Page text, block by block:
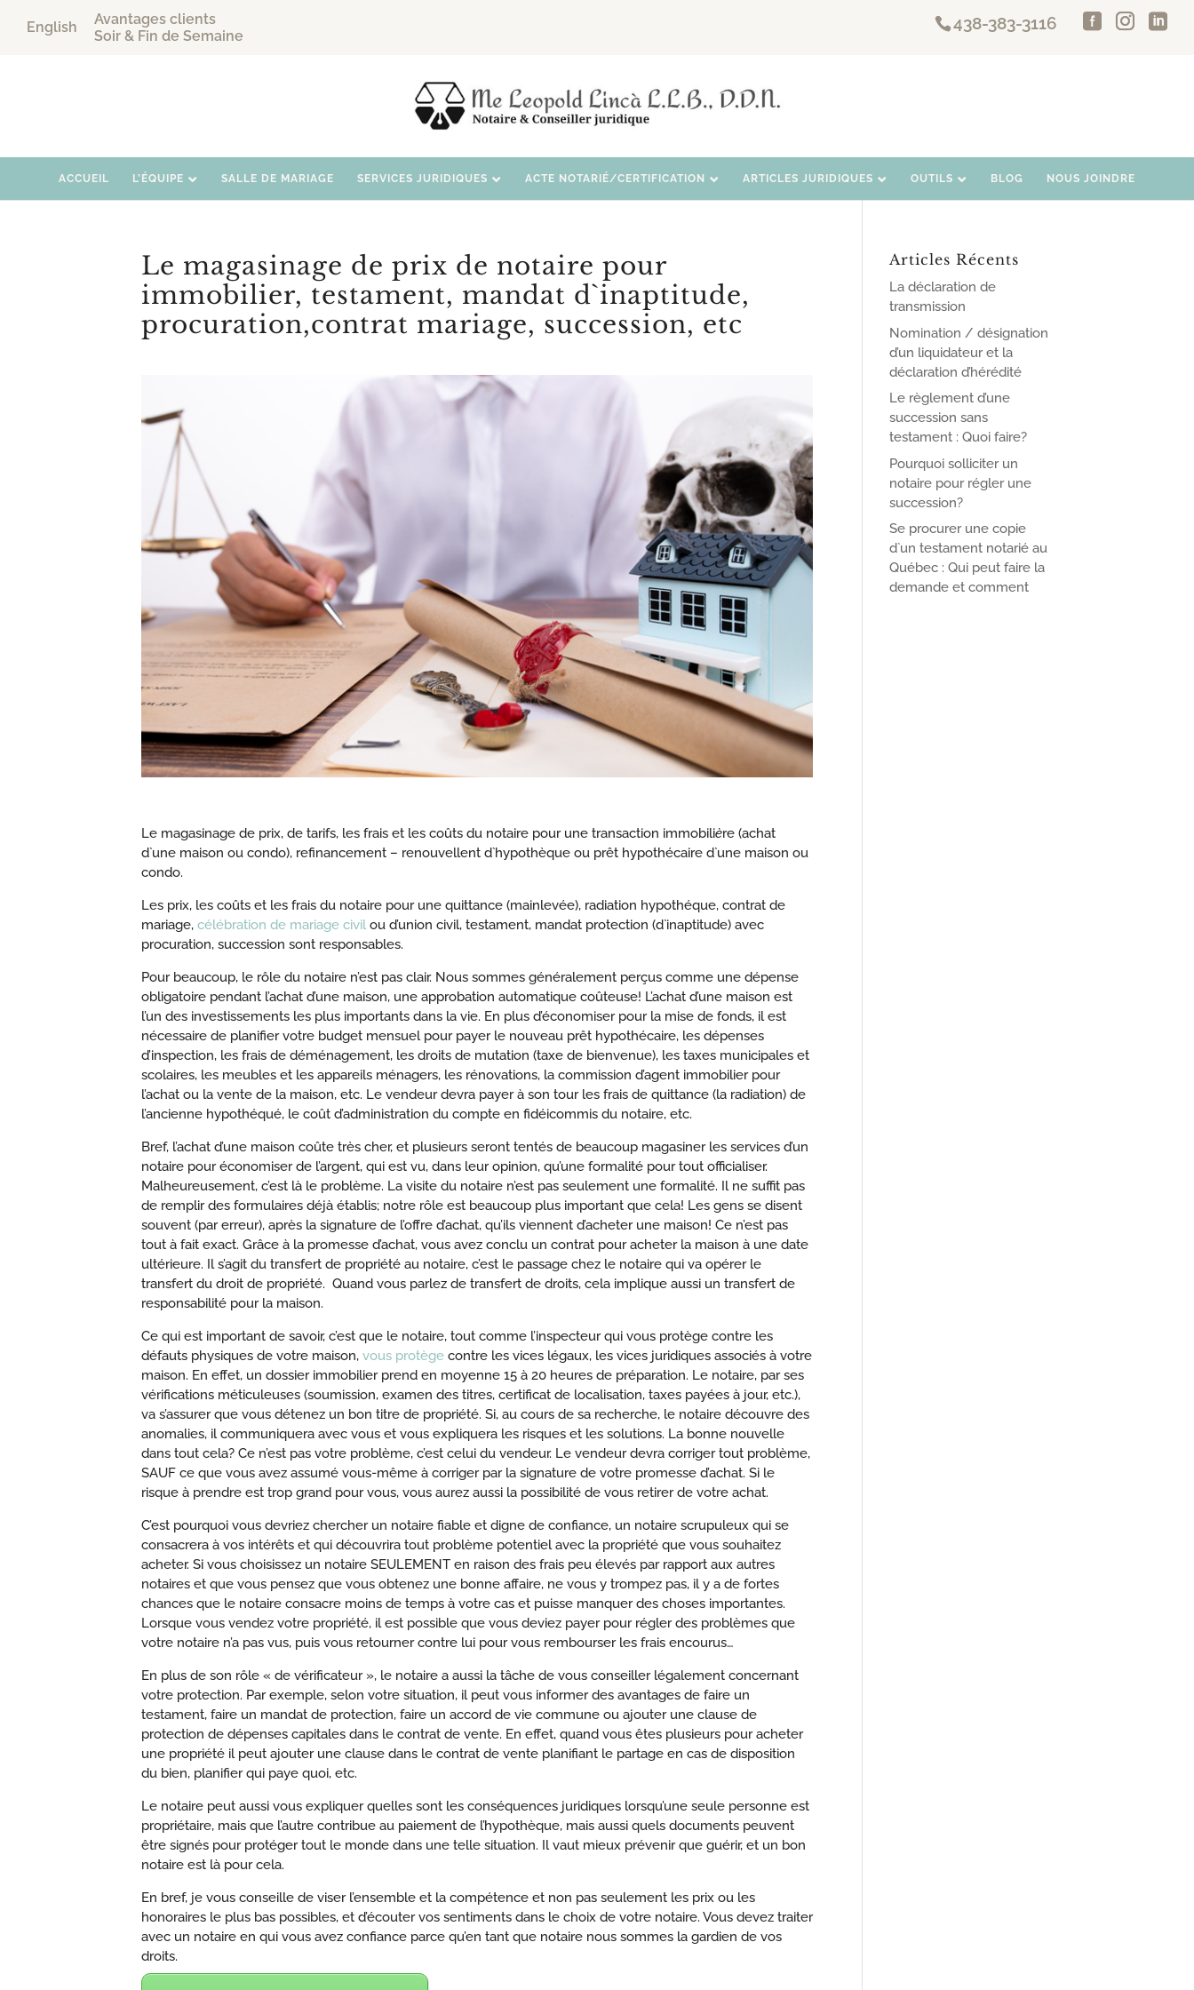
438-383-3116
English
Avantages clients
Soir & Fin de Semaine
ACCUEIL L’ÉQUIPE SALLE DE MARIAGE SERVICES JURIDIQUES ACTE NOTARIÉ/CERTIFICATION ARTICLES JURIDIQUES OUTILS BLOG NOUS JOINDRE
Le magasinage de prix de notaire pour
immobilier, testament, mandat d`inaptitude,
procuration,contrat mariage, succession, etc
Le magasinage de prix, de tarifs, les frais et les coûts du notaire pour une transaction immobilière (achat
d`une maison ou condo), refinancement – renouvellent d`hypothèque ou prêt hypothécaire d`une maison ou
condo.
Les prix, les coûts et les frais du notaire pour une quittance (mainlevée), radiation hypothéque, contrat de
mariage, célébration de mariage civilou d’union civil, testament, mandat protection (d`inaptitude) avec
procuration, succession sont responsables.
Pour beaucoup, le rôle du notaire n’est pas clair. Nous sommes généralement perçus comme une dépense
obligatoire pendant l’achat d’une maison, une approbation automatique coûteuse! L’achat d’une maison est
l’un des investissements les plus importants dans la vie. En plus d’économiser pour la mise de fonds, il est
nécessaire de planifier votre budget mensuel pour payer le nouveau prêt hypothécaire, les dépenses
d’inspection, les frais de déménagement, les droits de mutation (taxe de bienvenue), les taxes municipales et
scolaires, les meubles et les appareils ménagers, les rénovations, la commission d’agent immobilier pour
l’achat ou la vente de la maison, etc. Le vendeur devra payer à son tour les frais de quittance (la radiation) de
l’ancienne hypothéqué, le coût d’administration du compte en fidéicommis du notaire, etc.
Bref, l’achat d’une maison coûte très cher, et plusieurs seront tentés de beaucoup magasiner les services d’un
notaire pour économiser de l’argent, qui est vu, dans leur opinion, qu’une formalité pour tout officialiser.
Malheureusement, c’est là le problème. La visite du notaire n’est pas seulement une formalité. Il ne suffit pas
de remplir des formulaires déjà établis; notre rôle est beaucoup plus important que cela! Les gens se disent
souvent (par erreur), après la signature de l’offre d’achat, qu’ils viennent d’acheter une maison! Ce n’est pas
tout à fait exact. Grâce à la promesse d’achat, vous avez conclu un contrat pour acheter la maison à une date
ultérieure. Il s’agit du transfert de propriété au notaire, c’est le passage chez le notaire qui va opérer le
transfert du droit de propriété. Quand vous parlez de transfert de droits, cela implique aussi un transfert de
responsabilité pour la maison.
Ce qui est important de savoir, c’est que le notaire, tout comme l’inspecteur qui vous protège contre les
défauts physiques de votre maison, vous protègecontre les vices légaux, les vices juridiques associés à votre
maison. En effet, un dossier immobilier prend en moyenne 15 à 20 heures de préparation. Le notaire, par ses
vérifications méticuleuses (soumission, examen des titres, certificat de localisation, taxes payées à jour, etc.),
va s’assurer que vous détenez un bon titre de propriété. Si, au cours de sa recherche, le notaire découvre des
anomalies, il communiquera avec vous et vous expliquera les risques et les solutions. La bonne nouvelle
dans tout cela? Ce n’est pas votre problème, c’est celui du vendeur. Le vendeur devra corriger tout problème,
SAUF ce que vous avez assumé vous-même à corriger par la signature de votre promesse d’achat. Si le
risque à prendre est trop grand pour vous, vous aurez aussi la possibilité de vous retirer de votre achat.
C’est pourquoi vous devriez chercher un notaire fiable et digne de confiance, un notaire scrupuleux qui se
consacrera à vos intérêts et qui découvrira tout problème potentiel avec la propriété que vous souhaitez
acheter. Si vous choisissez un notaire SEULEMENT en raison des frais peu élevés par rapport aux autres
notaires et que vous pensez que vous obtenez une bonne affaire, ne vous y trompez pas, il y a de fortes
chances que le notaire consacre moins de temps à votre cas et puisse manquer des choses importantes.
Lorsque vous vendez votre propriété, il est possible que vous deviez payer pour régler des problèmes que
votre notaire n’a pas vus, puis vous retourner contre lui pour vous rembourser les frais encourus…
En plus de son rôle « de vérificateur », le notaire a aussi la tâche de vous conseiller légalement concernant
votre protection. Par exemple, selon votre situation, il peut vous informer des avantages de faire un
testament, faire un mandat de protection, faire un accord de vie commune ou ajouter une clause de
protection de dépenses capitales dans le contrat de vente. En effet, quand vous êtes plusieurs pour acheter
une propriété il peut ajouter une clause dans le contrat de vente planifiant le partage en cas de disposition
du bien, planifier qui paye quoi, etc.
Le notaire peut aussi vous expliquer quelles sont les conséquences juridiques lorsqu’une seule personne est
propriétaire, mais que l’autre contribue au paiement de l’hypothèque, mais aussi quels documents peuvent
être signés pour protéger tout le monde dans une telle situation. Il vaut mieux prévenir que guérir, et un bon
notaire est là pour cela.
En bref, je vous conseille de viser l’ensemble et la compétence et non pas seulement les prix ou les
honoraires le plus bas possibles, et d’écouter vos sentiments dans le choix de votre notaire. Vous devez traiter
avec un notaire en qui vous avez confiance parce qu’en tant que notaire nous sommes la gardien de vos
droits.
Articles Récents
La déclaration de
transmission
Nomination / désignation
d’un liquidateur et la
déclaration d’hérédité
Le règlement d’une
succession sans
testament : Quoi faire?
Pourquoi solliciter un
notaire pour régler une
succession?
Se procurer une copie
d`un testament notarié au
Québec : Qui peut faire la
demande et comment